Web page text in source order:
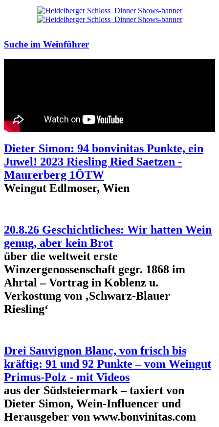
Suche im Weinführer
Dieter Simon: 94 bonvinitas Punkte, ein
Juwel! 2023 Riesling Ried Saetzen -
Maurerberg 1ÖTW
Weingut Edlmoser, Wien
20.8.26 Geschichtliches: Wir hatten Wein
genug, aber kein Brot
über die weltweit erste
Winzergenossenschaft gegr. 1868 im
Ahrtal – Vortrag in Koblenz u.
Verkostung von ‚Schwarz-Blauer
Riesling‘
Drei Sauvignon Blanc, von frisch bis
kräftig: 91 und 92 Punkte – vom Weingut
Primus-Polz - mit Videos
aus der Südsteiermark – taxiert von
Dieter Simon, Wein-Influencer und
Herausgeber von www.bonvinitas.com